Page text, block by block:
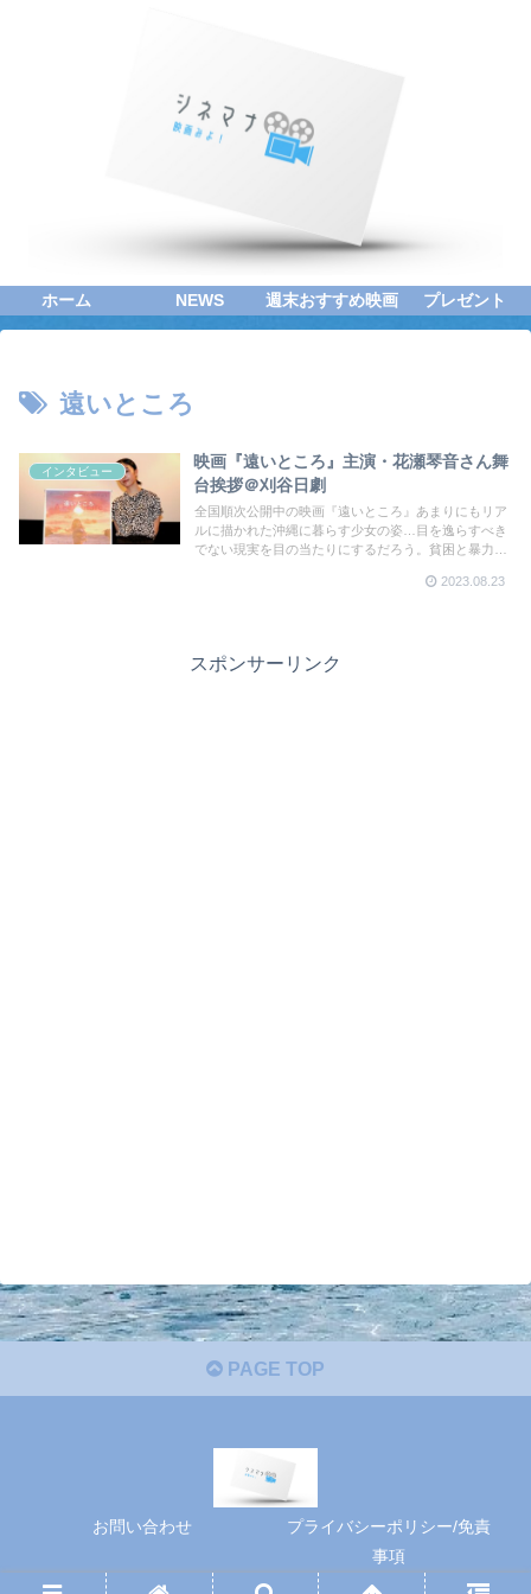
ホーム NEWS 週末おすすめ映画 プレゼント
遠いところ
インタビュー
映画『遠いところ』主演・花瀬琴音さん舞
台挨拶＠刈谷日劇
全国順次公開中の映画『遠いところ』あまりにもリア
ルに描かれた沖縄に暮らす少女の姿…目を逸らすべき
でない現実を目の当たりにするだろう。貧困と暴力の
だ。8月19日(土)、主演の花瀬琴音さんが刈谷日劇で舞
2023.08.23
スポンサーリンク
PAGE TOP
お問い合わせ
プライバシーポリシー/免責
事項